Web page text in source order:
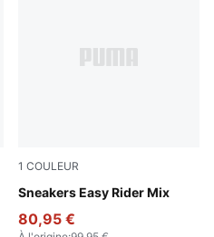
1 COULEUR
Sneakers Easy Rider Mix
PUMA White-PUMA Black
80,95 €